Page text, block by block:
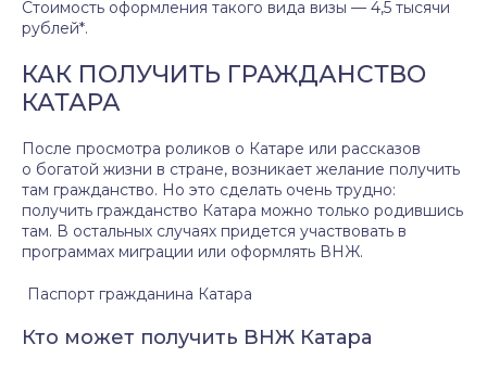
Стоимость оформления такого вида визы — 4,5 тысячи
рублей*.
КАК ПОЛУЧИТЬ ГРАЖДАНСТВО
КАТАРА
После просмотра роликов о Катаре или рассказов
о богатой жизни в стране, возникает желание получить
там гражданство. Но это сделать очень трудно:
получить гражданство Катара можно только родившись
там. В остальных случаях придется участвовать в
программах миграции или оформлять ВНЖ.
Паспорт гражданина Катара
Кто может получить ВНЖ Катара